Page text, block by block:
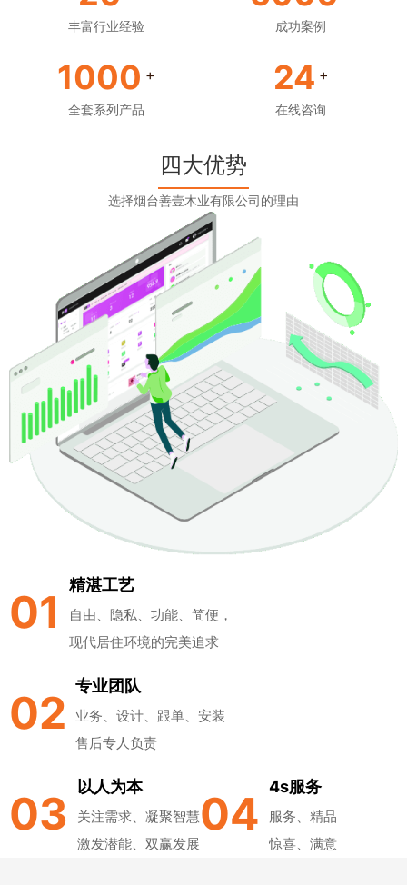
丰富行业经验 成功案例
1000 +
全套系列产品
24 +
在线咨询
四大优势
选择烟台善壹木业有限公司的理由
01
精湛工艺
自由、隐私、功能、简便，
现代居住环境的完美追求
02
专业团队
业务、设计、跟单、安装
售后专人负责
03
以人为本
关注需求、凝聚智慧
激发潜能、双赢发展
04
4s服务
服务、精品
惊喜、满意